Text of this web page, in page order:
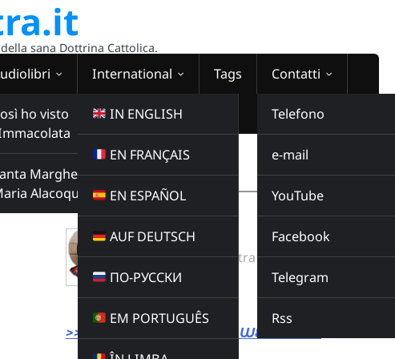
sana Dottrina Cattolica.
ho visto
Margherita
Alacoque
International
IN ENGLISH
EN FRANÇAIS
EN ESPAÑOL
AUF DEUTSCH
ПО-РУССКИ
EM PORTUGUÊS
Tags Contatti
Telefono
e-mail
YouTube
Facebook
Telegram
Rss
WEBRADIO
00:00:00
Don Minutella
Radio Domina Nostra
Radio Domina Nostra
Buy this album
>>> LINK DIRETTO ALLA WEBRADIO